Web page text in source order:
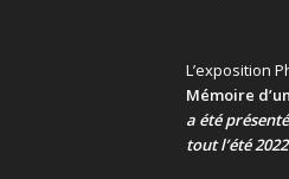
L’exposition
Mémoire
a été
tout l’été 2022